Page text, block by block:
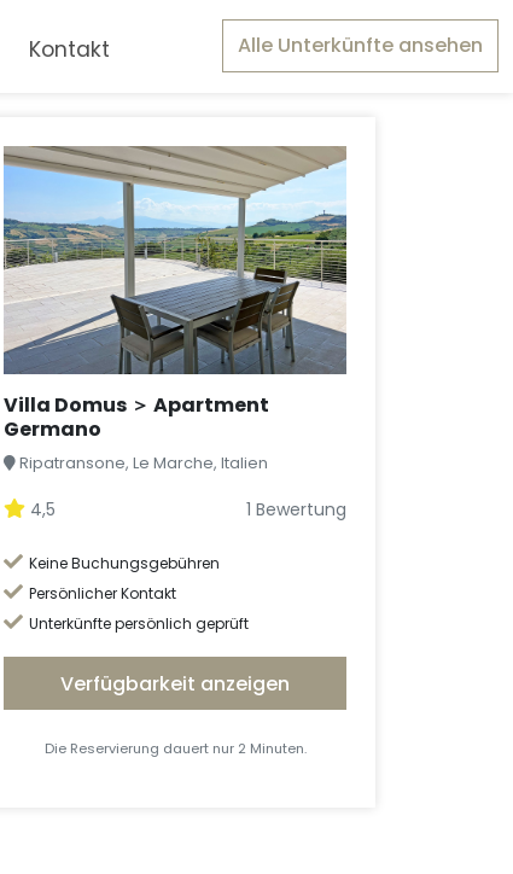
Kontakt Alle Unterkünfte ansehen
Villa Domus ＞ Apartment
Germano
Ripatransone, Le Marche, Italien
4,5 1 Bewertung
Keine Buchungsgebühren
Persönlicher Kontakt
Unterkünfte persönlich geprüft
Verfügbarkeit anzeigen
Die Reservierung dauert nur 2 Minuten.